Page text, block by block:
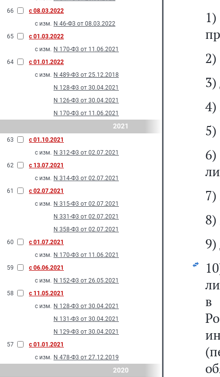
66
с 08.03.2022
с изм. N 46-Ф3 от 08.03.2022
65
с 01.03.2022
с изм. N 170-Ф3 от 11.06.2021
64
с 01.01.2022
с изм. N 489-Ф3 от 25.12.2018
N 128-Ф3 от 30.04.2021
N 126-Ф3 от 30.04.2021
N 170-Ф3 от 11.06.2021
2021
63
с 01.10.2021
с изм. N 312-Ф3 от 02.07.2021
62
с 13.07.2021
с изм. N 314-Ф3 от 02.07.2021
61
с 02.07.2021
с изм. N 315-Ф3 от 02.07.2021
N 331-Ф3 от 02.07.2021
N 358-Ф3 от 02.07.2021
60
с 01.07.2021
с изм. N 170-Ф3 от 11.06.2021
59
с 06.06.2021
с изм. N 152-Ф3 от 26.05.2021
58
с 11.05.2021
с изм. N 128-Ф3 от 30.04.2021
N 131-Ф3 от 30.04.2021
N 129-Ф3 от 30.04.2021
57
с 01.01.2021
с изм. N 478-Ф3 от 27.12.2019
2020
4)
5)
7)
8)
9)
в